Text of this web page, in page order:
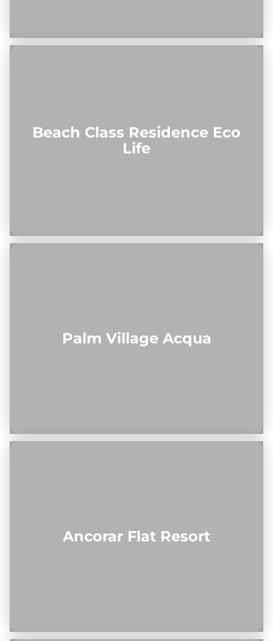
Beach Class Residence Eco
Life
Palm Village Acqua
Ancorar Flat Resort